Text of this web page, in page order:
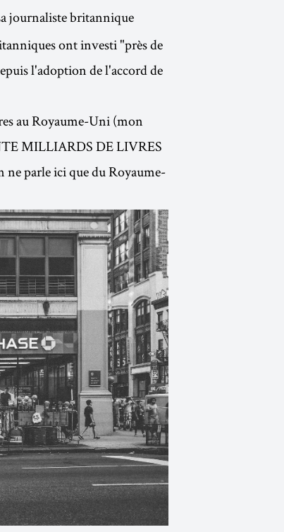
journaliste britannique
ont investi "près de
l'adoption de l'accord de
au Royaume-Uni (mon
MILLIARDS DE LIVRES
ne parle ici que du Royaume-